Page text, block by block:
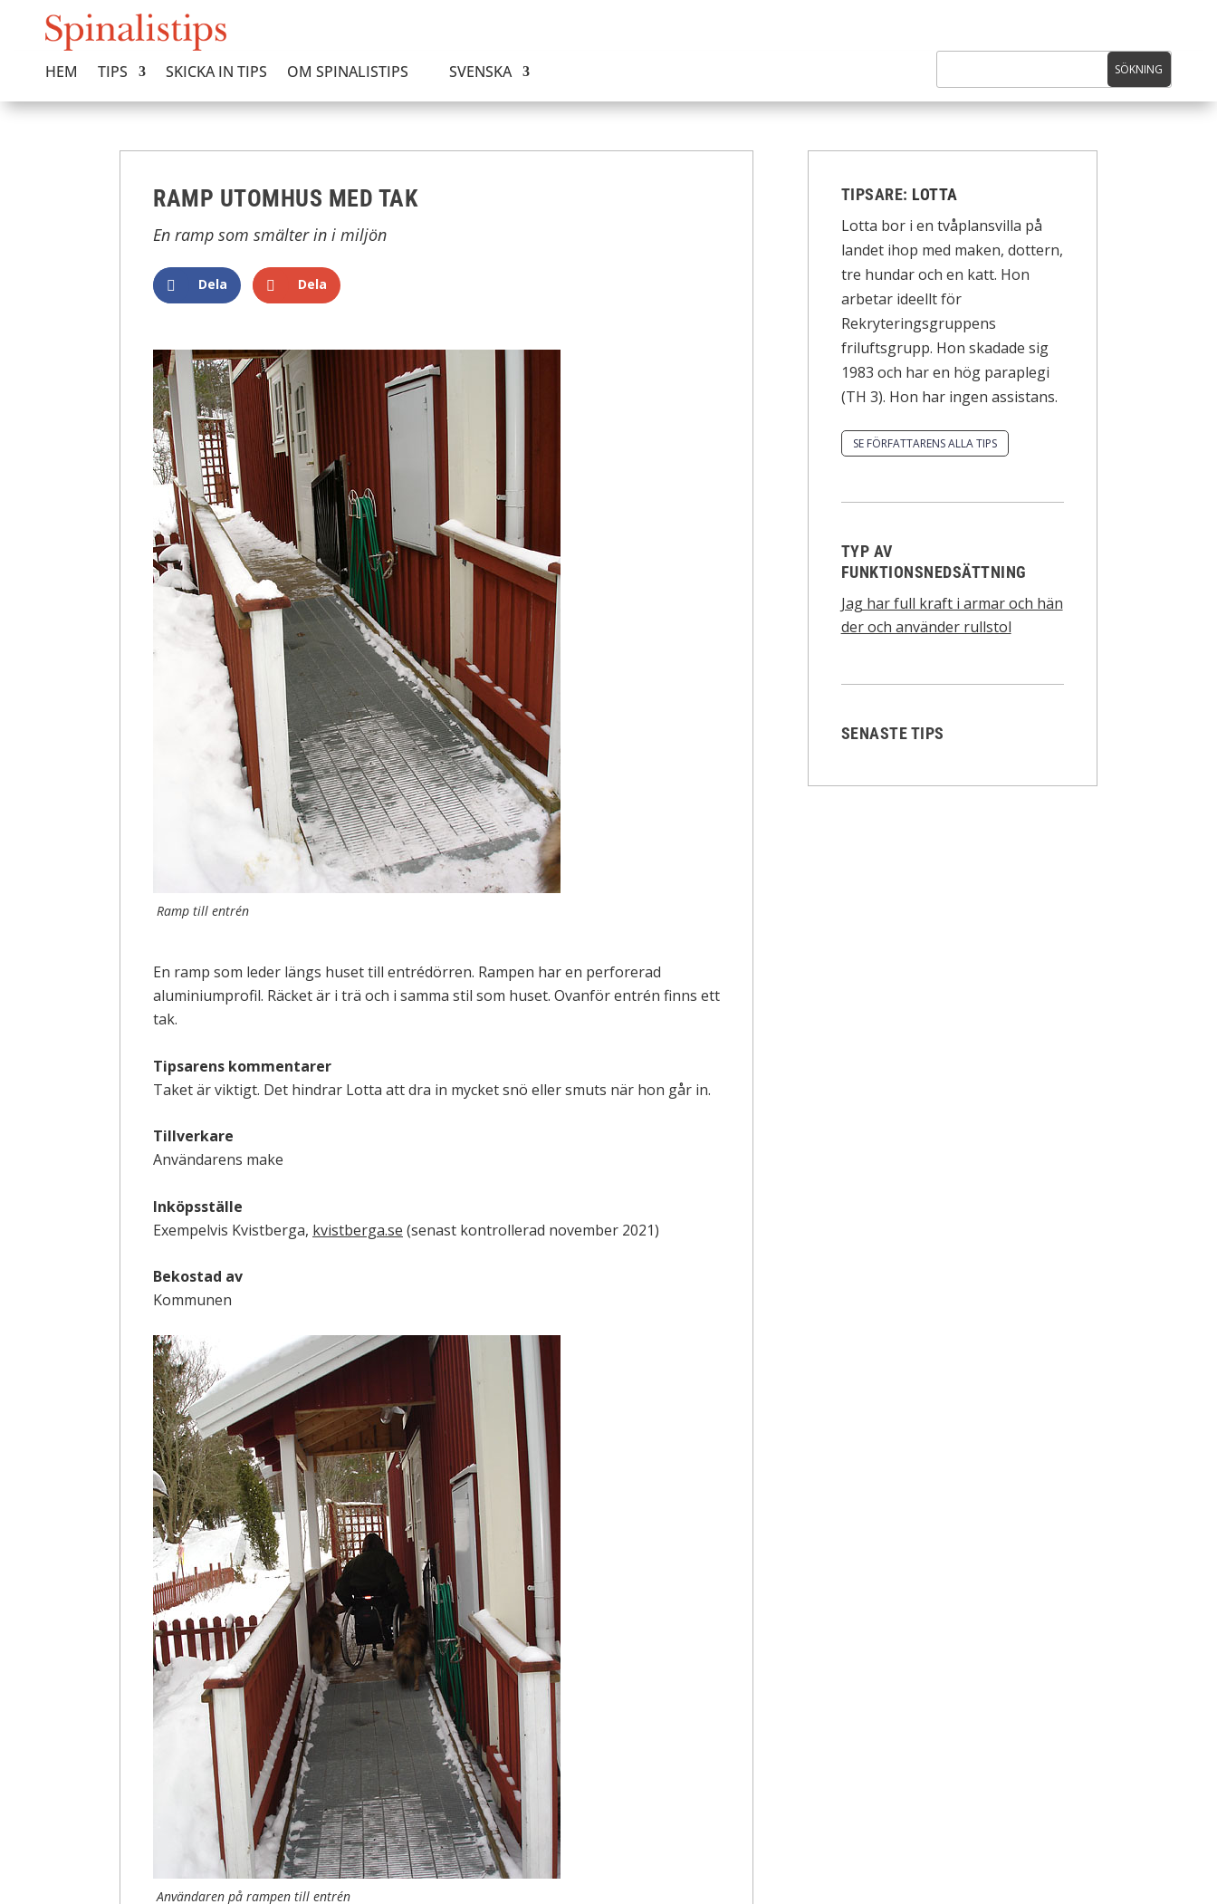
HEM TIPS SKICKA IN TIPS OM SPINALISTIPS SVENSKA
RAMP UTOMHUS MED TAK
En ramp som smälter in i miljön
Dela Dela
Ramp till entrén
En ramp som leder längs huset till entrédörren. Rampen har en perforerad
aluminiumprofil. Räcket är i trä och i samma stil som huset. Ovanför entrén finns ett
tak.
Tipsarens kommentarer
Taket är viktigt. Det hindrar Lotta att dra in mycket snö eller smuts när hon går in.
Tillverkare
Användarens make
Inköpsställe
Exempelvis Kvistberga, kvistberga.se (senast kontrollerad november 2021)
Bekostad av
Kommunen
Användaren på rampen till entrén
TIPSARE: LOTTA
Lotta bor i en tvåplansvilla på
landet ihop med maken, dottern,
tre hundar och en katt. Hon
arbetar ideellt för
Rekryteringsgruppens
friluftsgrupp. Hon skadade sig
1983 och har en hög paraplegi
(TH 3). Hon har ingen assistans.
SE FÖRFATTARENS ALLA TIPS
TYP AV
FUNKTIONSNEDSÄTTNING
Jag har full kraft i armar och hän
der och använder rullstol
SENASTE TIPS